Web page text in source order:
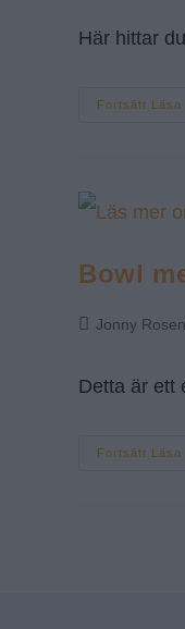
Här hittar
Fortsätt Läsa
Bowl
Jonny
Detta är ett
Fortsätt Läsa